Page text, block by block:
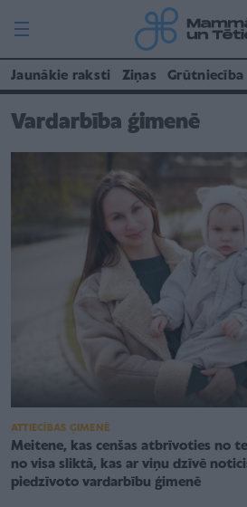
Jaunākie raksti Ziņas Grūtniecība
Vardarbība ģimenē
ATTIECĪBAS ĢIMENĒ
Meitene, kas cenšas atbrīvoties no
no visa sliktā, kas ar viņu dzīvē
piedzīvoto vardarbību ģimenē